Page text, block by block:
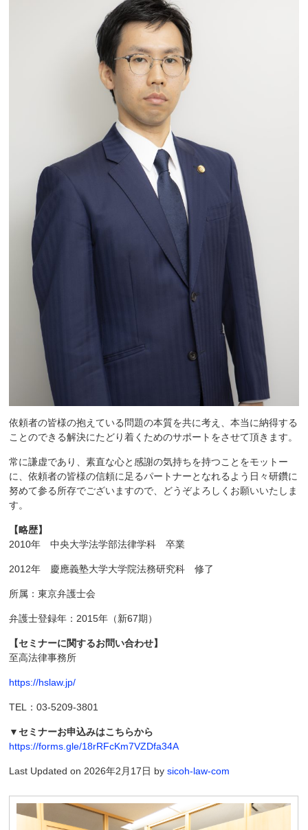
依頼者の皆様の抱えている問題の本質を共に考え、本当に納得する
ことのできる解決にたどり着くためのサポートをさせて頂きます。
常に謙虚であり、素直な心と感謝の気持ちを持つことをモットー
に、依頼者の皆様の信頼に足るパートナーとなれるよう日々研鑽に
努めて参る所存でございますので、どうぞよろしくお願いいたしま
す。
【略歴】
2010年 中央大学法学部法律学科 卒業
2012年 慶應義塾大学大学院法務研究科 修了
所属：東京弁護士会
弁護士登録年：2015年（新67期）
【セミナーに関するお問い合わせ】
至高法律事務所
https://hslaw.jp/
TEL：03-5209-3801
▼セミナーお申込みはこちらから
https://forms.gle/18rRFcKm7VZDfa34A
Last Updated on 2026年2月17日 bysicoh-law-com